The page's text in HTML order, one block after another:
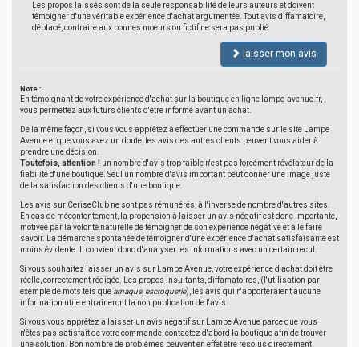
Les propos laissés sont de la seule responsabilité de leurs auteurs et doivent
témoigner d'une véritable expérience d'achat argumentée. Tout avis diffamatoire,
déplacé, contraire aux bonnes moeurs ou fictif ne sera pas publié
laisser mon avis
Note :
En témoignant de votre expérience d'achat sur la boutique en ligne lampe-avenue.fr,
vous permettez aux futurs clients d'être informé avant un achat.
De la même façon, si vous vous apprêtez à effectuer une commande sur le site Lampe
Avenue et que vous avez un doute, les avis des autres clients peuvent vous aider à
prendre une décision.
Toutefois, attention ! un nombre d'avis trop faible n'est pas forcément révélateur de la
fiabilité d'une boutique. Seul un nombre d'avis important peut donner une image juste
de la satisfaction des clients d'une boutique.
Les avis sur CeriseClub ne sont pas rémunérés, à l'inverse de nombre d'autres sites.
En cas de mécontentement, la propension à laisser un avis négatif est donc importante,
motivée par la volonté naturelle de témoigner de son expérience négative et à le faire
savoir. La démarche spontanée de témoigner d'une expérience d'achat satisfaisante est
moins évidente. Il convient donc d'analyser les informations avec un certain recul.
Si vous souhaitez laisser un avis sur Lampe Avenue, votre expérience d'achat doit être
réelle, correctement rédigée. Les propos insultants, diffamatoires, (l'utilisation par
exemple de mots tels que arnaque, escroquerie), les avis qui n'apporteraient aucune
information utile entraîneront la non publication de l'avis.
Si vous vous apprêtez à laisser un avis négatif sur Lampe Avenue parce que vous
n'êtes pas satisfait de votre commande, contactez d'abord la boutique afin de trouver
une solution. Bon nombre de problèmes peuvent en effet être résolus directement